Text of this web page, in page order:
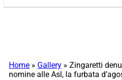
Home » Gallery » Zingaretti
nomine alle Asl, la furbata